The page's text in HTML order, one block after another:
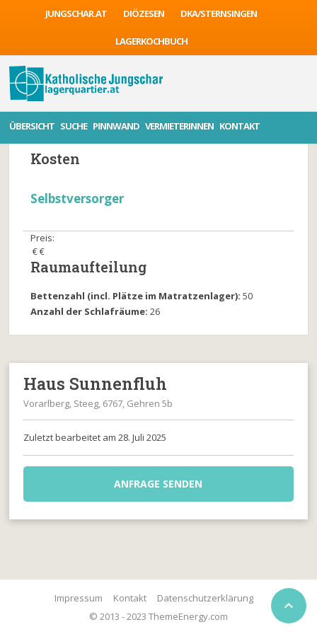
JUNGSCHAR.AT DIÖZESEN DKA/STERNSINGEN
LAGERKOCHBUCH
ÜBERSICHT SUCHE PINNWAND VERMIETERINNEN KONTAKT
Beschreibung Anlagen Kontakt
Kosten
Selbstversorger
Preis:
€ €
Raumaufteilung
Bettenzahl (incl. Plätze im Matratzenlager):50
Anzahl der Schlafräume:26
Haus Sunnenfluh
Vorarlberg, Steeg, 6767, Gehren 5b
Zuletzt bearbeitet am 28. Juli 2025
ANFRAGE SENDEN

© 2013 - 2023 ThemeEnergy.com
Impressum Kontakt Datenschutzerklärung